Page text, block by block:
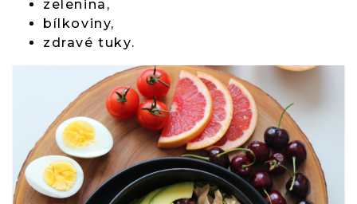
zelenina,
bílkoviny,
zdravé tuky.